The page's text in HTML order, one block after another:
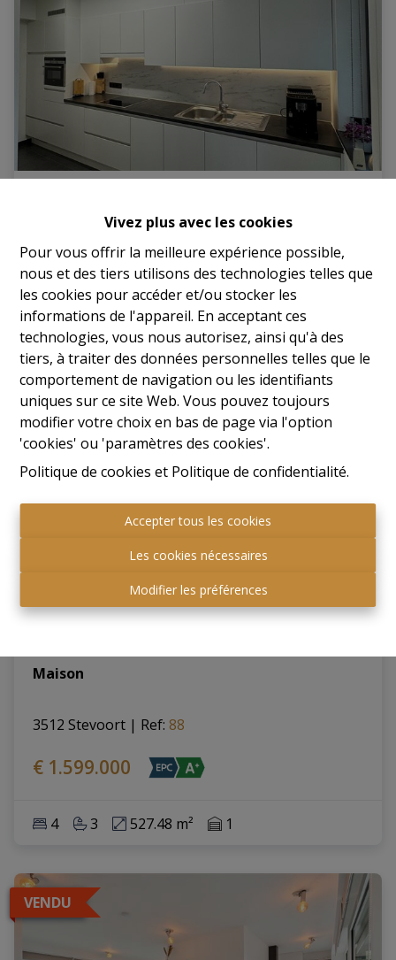
Vivez plus avec les cookies
Pour vous offrir la meilleure expérience possible,
nous et des tiers utilisons des technologies telles que
les cookies pour accéder et/ou stocker les
informations de l'appareil. En acceptant ces
technologies, vous nous autorisez, ainsi qu'à des
tiers, à traiter des données personnelles telles que le
comportement de navigation ou les identifiants
uniques sur ce site Web. Vous pouvez toujours
modifier votre choix en bas de page via l'option
'cookies' ou 'paramètres des cookies'.
Politique de cookies et Politique de confidentialité.
Accepter tous les cookies
Les cookies nécessaires
Modifier les préférences
3600 Genk|Ref: 92
1 106 m²
OPTION
Maison
3512 Stevoort | Ref: 88
€ 1.599.000
4 3 527.48 m² 1
VENDU